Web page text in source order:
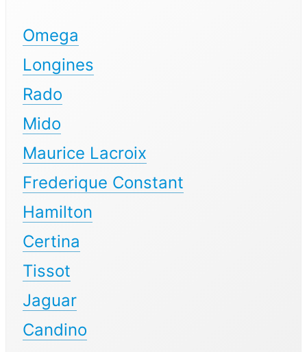
Omega
Longines
Rado
Mido
Maurice Lacroix
Frederique Constant
Hamilton
Certina
Tissot
Jaguar
Candino